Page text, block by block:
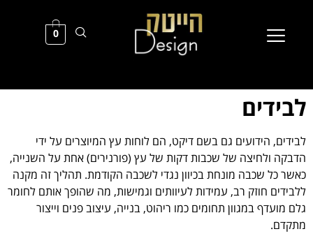
0
לבידים
לבידים, הידועים גם בשם דיקט, הם לוחות עץ המיוצרים על ידי
הדבקה ולחיצה של שכבות דקות של עץ (פורנירים) אחת על השנייה,
כאשר כל שכבה מונחת בכיוון נגדי לשכבה הקודמת. תהליך זה מקנה
ללבידים חוזק רב, עמידות לעיוותים וגמישות, מה שהופך אותם לחומר
גלם מועדף במגוון תחומים כמו ריהוט, בנייה, עיצוב פנים וייצור
מתקדם.